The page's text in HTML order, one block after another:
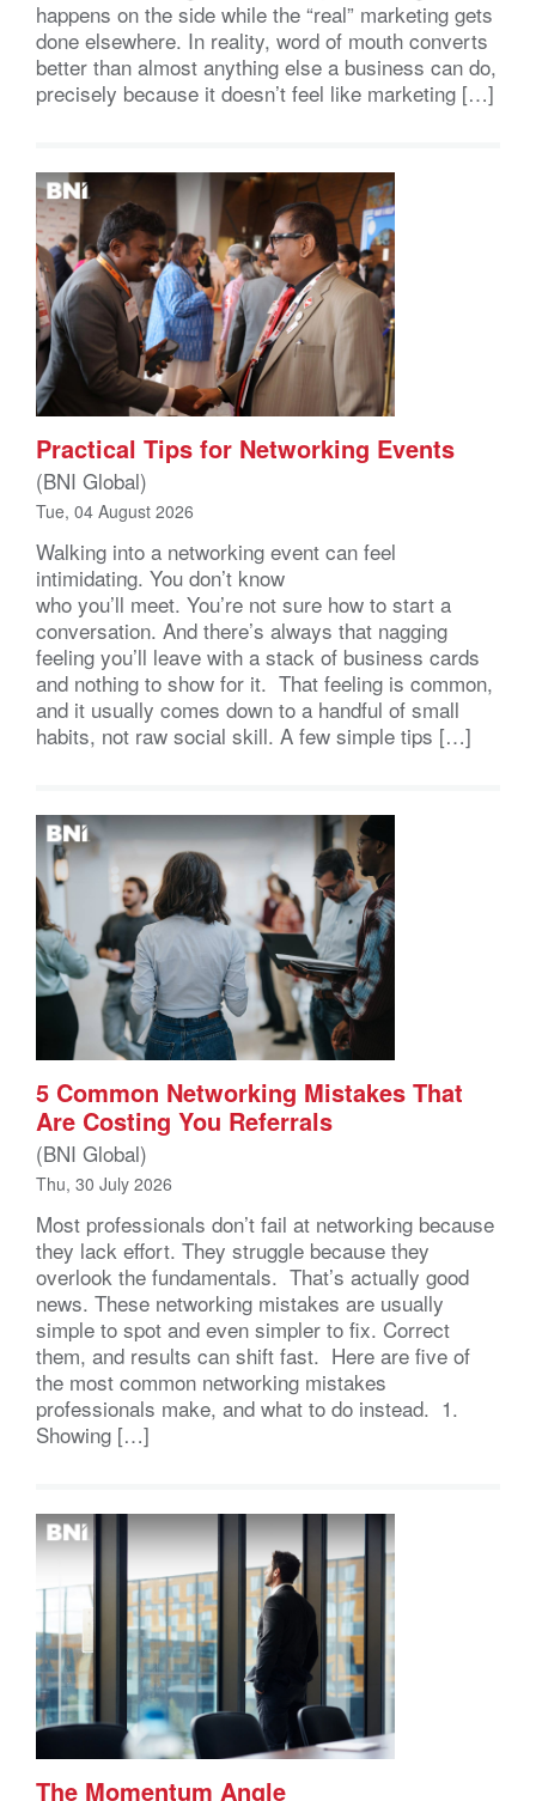
happens on the side while the “real” marketing gets
done elsewhere. In reality, word of mouth converts
better than almost anything else a business can do,
precisely because it doesn’t feel like marketing […]
Practical Tips for Networking Events
(BNI Global)
Tue, 04 August 2026
Walking into a networking event can feel
intimidating. You don’t know
who you’ll meet. You’re not sure how to start a
conversation. And there’s always that nagging
feeling you’ll leave with a stack of business cards
and nothing to show for it. That feeling is common,
and it usually comes down to a handful of small
habits, not raw social skill. A few simple tips […]
5 Common Networking Mistakes That
Are Costing You Referrals
(BNI Global)
Thu, 30 July 2026
Most professionals don’t fail at networking because
they lack effort. They struggle because they
overlook the fundamentals. That’s actually good
news. These networking mistakes are usually
simple to spot and even simpler to fix. Correct
them, and results can shift fast. Here are five of
the most common networking mistakes
professionals make, and what to do instead. 1.
Showing […]
The Momentum Angle